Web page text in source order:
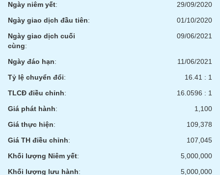
Ngày niêm yết:
29/09/2020
Ngày giao dịch đầu tiên:
01/10/2020
Ngày giao dịch cuối
cùng:
09/06/2021
Ngày đáo hạn:
11/06/2021
Tỷ lệ chuyển đổi:
16.41 : 1
TLCĐ điều chỉnh:
16.0596 : 1
Giá phát hành:
1,100
Giá thực hiện:
109,378
Giá TH điều chỉnh:
107,045
Khối lượng Niêm yết:
5,000,000
Khối lượng lưu hành: 5,000,000